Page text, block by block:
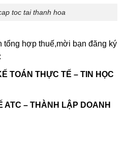
toc tai thanh hoa
tổng hợp thuế,mời bạn đăng ký
TOÁN THỰC TẾ – TIN HỌC
ATC – THÀNH LẬP DOANH